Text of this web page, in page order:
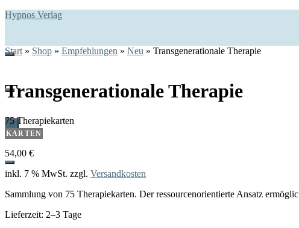
Hypnos Verlag
0
Start » Shop » Empfehlungen » Neu » Transgenerationale Therapie
Transgenerationale Therapie
75 Therapiekarten
KARTEN
54,00 €
inkl. 7 % MwSt. zzgl. Versandkosten
Sammlung von 75 Therapiekarten. Der ressourcenorientierte Ansatz
Lieferzeit: 2–3 Tage